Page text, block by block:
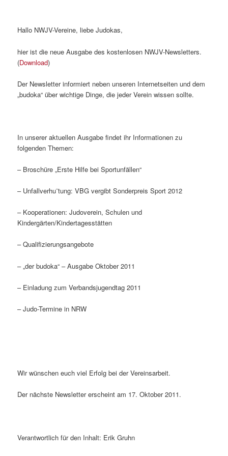
Hallo NWJV-Vereine, liebe Judokas,
hier ist die neue Ausgabe des kostenlosen NWJV-Newsletters.
(Download)
Der Newsletter informiert neben unseren Internetseiten und dem
„budoka“ über wichtige Dinge, die jeder Verein wissen sollte.
In unserer aktuellen Ausgabe findet ihr Informationen zu
folgenden Themen:
– Broschüre „Erste Hilfe bei Sportunfällen“
– Unfallverhu¨tung: VBG vergibt Sonderpreis Sport 2012
– Kooperationen: Judoverein, Schulen und
Kindergärten/Kindertagesstätten
– Qualifizierungsangebote
– „der budoka“ – Ausgabe Oktober 2011
– Einladung zum Verbandsjugendtag 2011
– Judo-Termine in NRW
Wir wünschen euch viel Erfolg bei der Vereinsarbeit.
Der nächste Newsletter erscheint am 17. Oktober 2011.
Verantwortlich für den Inhalt: Erik Gruhn